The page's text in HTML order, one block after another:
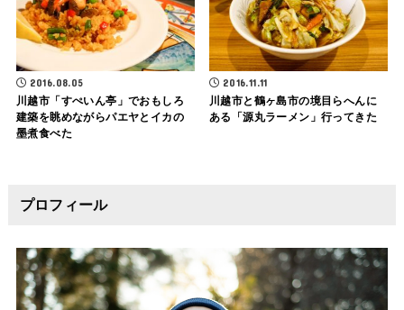
2016.08.05
川越市「すぺいん亭」でおもしろ
建築を眺めながらパエヤとイカの
墨煮食べた
2016.11.11
川越市と鶴ヶ島市の境目らへんに
ある「源丸ラーメン」行ってきた
プロフィール